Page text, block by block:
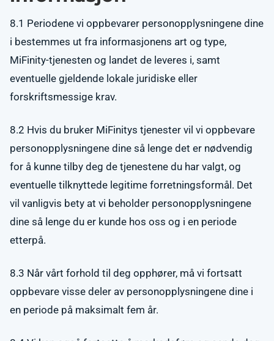
8.1 Periodene vi oppbevarer personopplysningene dine
i bestemmes ut fra informasjonens art og type,
MiFinity-tjenesten og landet de leveres i, samt
eventuelle gjeldende lokale juridiske eller
forskriftsmessige krav.
8.2 Hvis du bruker MiFinitys tjenester vil vi oppbevare
personopplysningene dine så lenge det er nødvendig
for å kunne tilby deg de tjenestene du har valgt, og
eventuelle tilknyttede legitime forretningsformål. Det
vil vanligvis bety at vi beholder personopplysningene
dine så lenge du er kunde hos oss og i en periode
etterpå.
8.3 Når vårt forhold til deg opphører, må vi fortsatt
oppbevare visse deler av personopplysningene dine i
en periode på maksimalt fem år.